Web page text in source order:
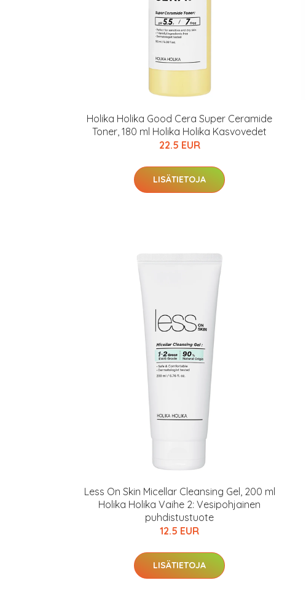
Holika Holika Good Cera Super Ceramide
Toner, 180 ml Holika Holika Kasvovedet
22.5 EUR
LISÄTIETOJA
Less On Skin Micellar Cleansing Gel, 200 ml
Holika Holika Vaihe 2: Vesipohjainen
puhdistustuote
12.5 EUR
LISÄTIETOJA
Sponsoriltamme
IdealofMeD Kauppa
Kaikki
Varaa
hintaan.
KATSO TARJOUS